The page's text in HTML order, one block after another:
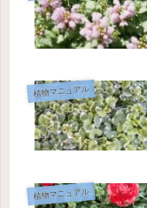
植物マニュアル
植物マニュアル